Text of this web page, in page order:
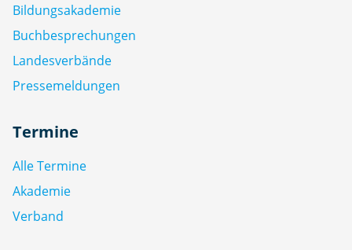
Bildungsakademie
Buchbesprechungen
Landesverbände
Pressemeldungen
Termine
Alle Termine
Akademie
Verband